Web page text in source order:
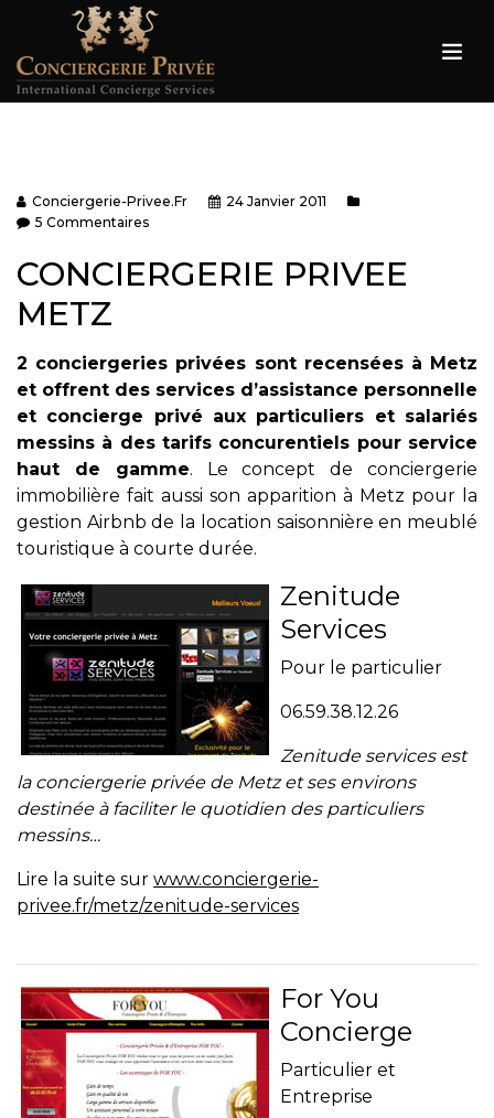
Conciergerie-Privee.fr
24 Janvier 2011
5 Commentaires
CONCIERGERIE PRIVEE
METZ
2 conciergeries privées sont recensées à Metz
et offrent des services d’assistance personnelle
et concierge privé aux particuliers et salariés
messins à des tarifs concurentiels pour service
haut de gamme. Le concept de conciergerie
immobilière fait aussi son apparition à Metz pour la
gestion Airbnb de la location saisonnière en meublé
touristique à courte durée.
Zenitude
Services
Pour le particulier
06.59.38.12.26
Zenitude services est
la conciergerie privée de Metz et ses environs
destinée à faciliter le quotidien des particuliers
messins…
Lire la suite sur www.conciergerie-
privee.fr/metz/zenitude-services
For You
Concierge
Particulier et
Entreprise